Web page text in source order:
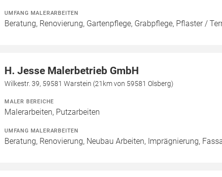
UMFANG MALERARBEITEN
Beratung, Renovierung, Gartenpflege, Grabpflege, Pflaster /
H. Jesse Malerbetrieb GmbH
Wilkestr. 39, 59581 Warstein (21km von 59581 Olsberg)
MALER BEREICHE
Malerarbeiten, Putzarbeiten
UMFANG MALERARBEITEN
Beratung, Renovierung, Neubau Arbeiten, Imprägnierung,